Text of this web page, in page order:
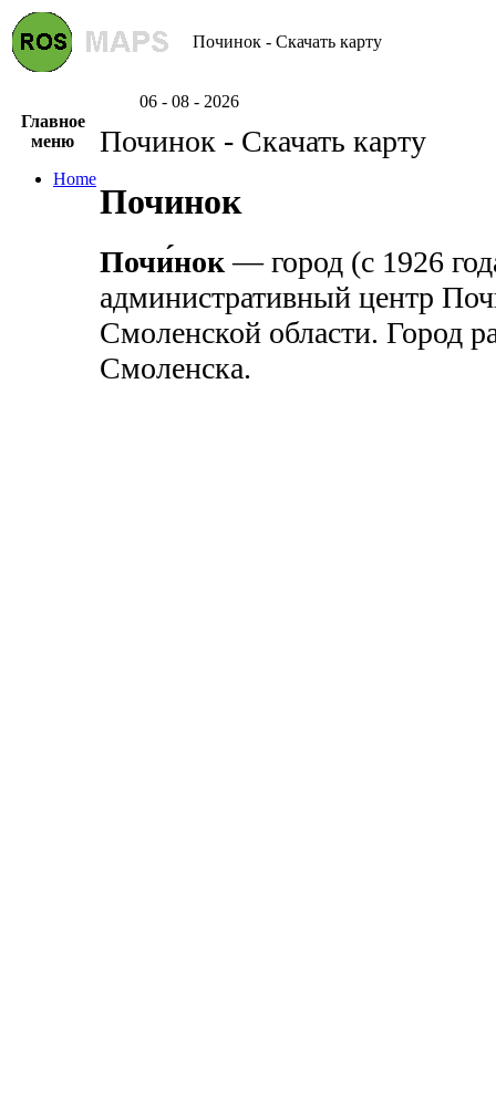
Починок - Скачать карту
06 - 08 - 2026
Главное
меню
Home
Починок - Скачать карту
Починок
Почи́нок — город (с 1926
административный центр
Смоленской области. Город
Смоленска.